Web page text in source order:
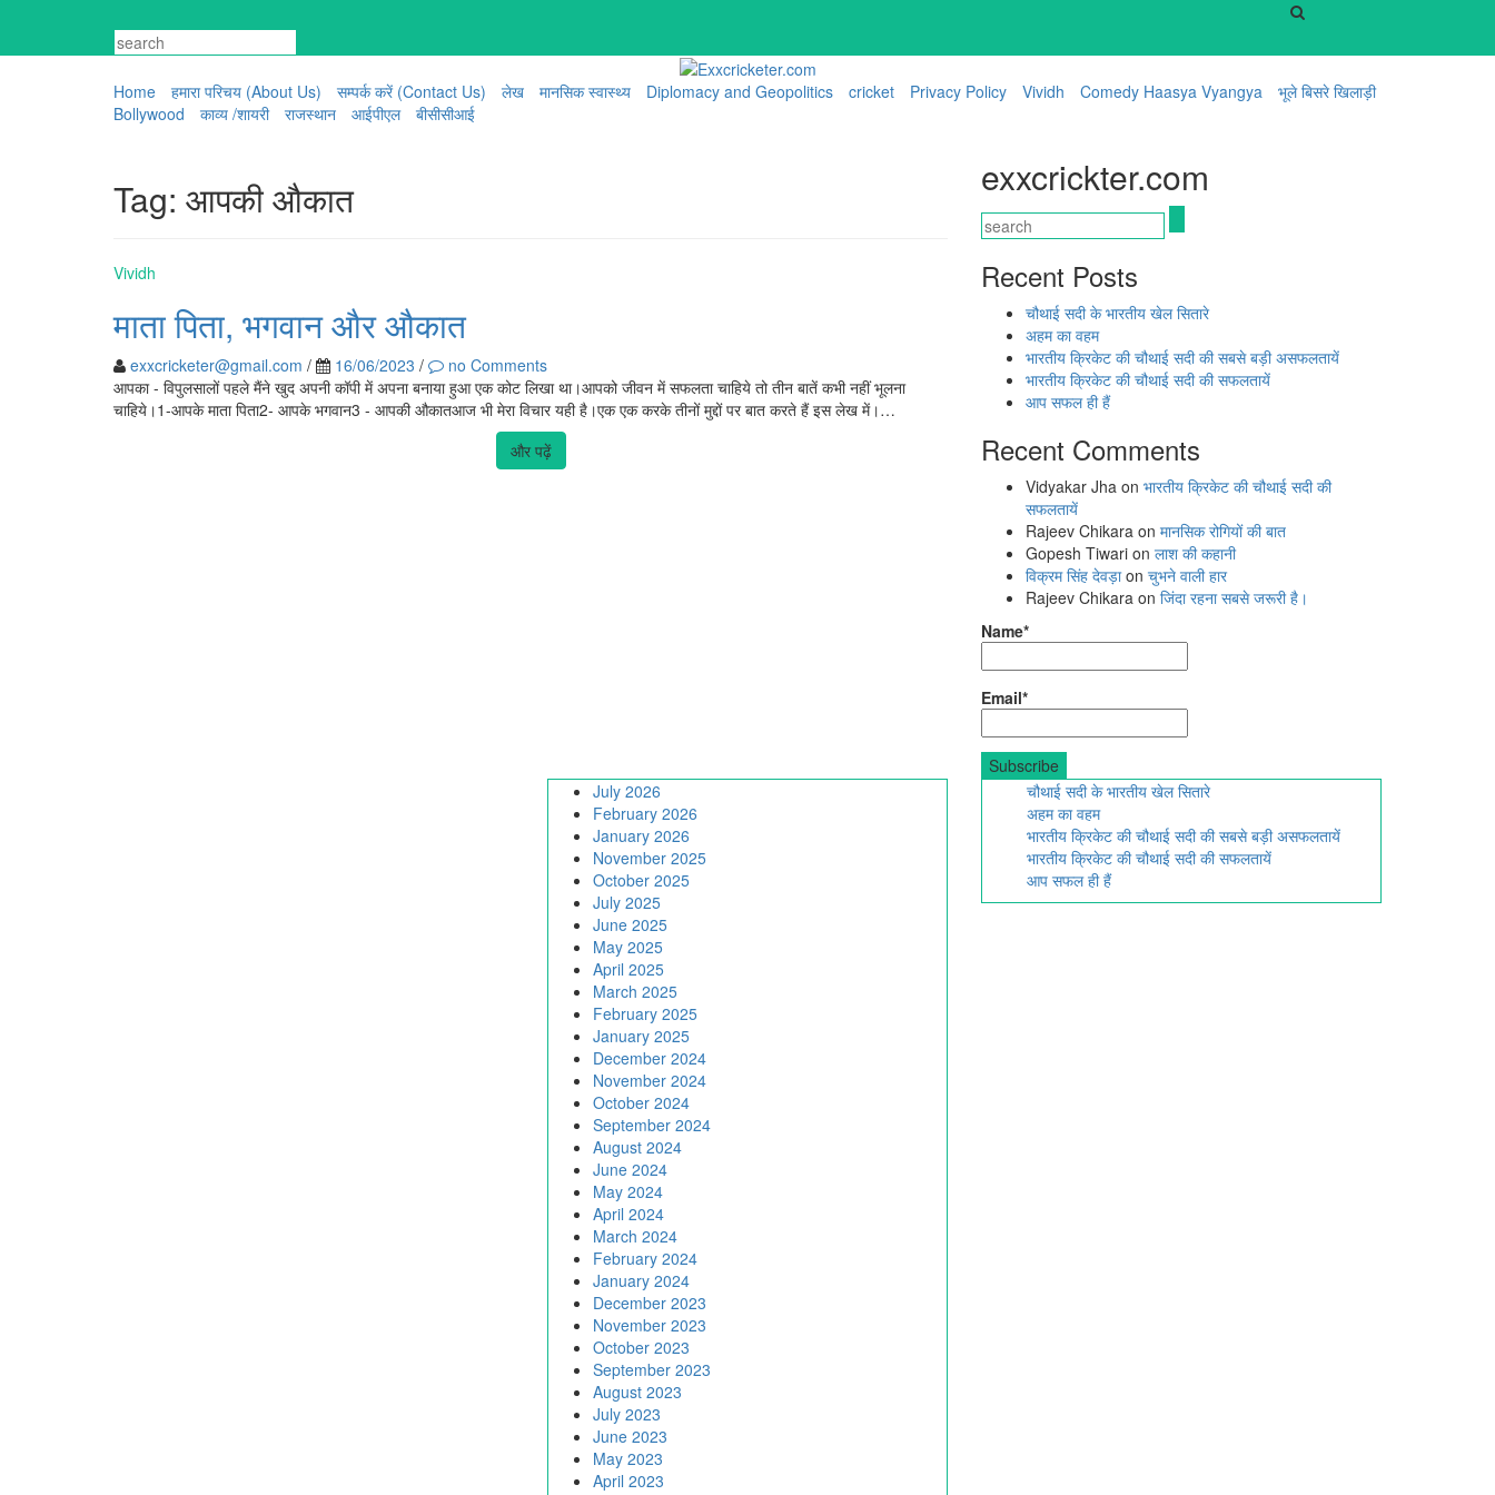
content
Home
हमारा परिचय (About Us) सम्पर्क करें (Contact Us) लेख मानसिक स्वास्थ्य Diplomacy and Geopolitics cricket Privacy Policy Vividh Comedy Haasya Vyangya
भूले बिसरे खिलाड़ी
Bollywood
काव्य /शायरी राजस्थान आईपीएल बीसीसीआई
Tag: आपकी औकात
Vividh
माता पिता, भगवान और औकात
exxcricketer@gmail.com / 16/06/2023 /
no Comments
आपका - विपुलसालों पहले मैंने खुद अपनी कॉपी में अपना बनाया हुआ एक कोट लिखा था।आपको जीवन में सफलता चाहिये तो तीन बातें कभी नहीं भूलना
चाहिये।1-आपके माता पिता2- आपके भगवान3 - आपकी औकातआज भी मेरा विचार यही है।एक एक करके तीनों मुद्दों पर बात करते हैं इस लेख में।…
और पढ़ें
exxcrickter.com
Recent Posts
चौथाई सदी के भारतीय खेल सितारे
अहम का वहम
भारतीय क्रिकेट की चौथाई सदी की सबसे बड़ी असफलतायें
भारतीय क्रिकेट की चौथाई सदी की सफलतायें
आप सफल ही हैं
Recent Comments
Vidyakar Jha on भारतीय क्रिकेट की चौथाई सदी की
सफलतायें
Rajeev Chikara on मानसिक रोगियों की बात
Gopesh Tiwari on लाश की कहानी
विक्रम सिंह देवड़ाon चुभने वाली हार
Rajeev Chikara on जिंदा रहना सबसे जरूरी है।
Name*
Email*
July 2026
February 2026
January 2026
November 2025
October 2025
July 2025
June 2025
May 2025
April 2025
March 2025
February 2025
January 2025
December 2024
November 2024
October 2024
September 2024
August 2024
June 2024
May 2024
April 2024
March 2024
February 2024
January 2024
December 2023
November 2023
October 2023
September 2023
August 2023
July 2023
June 2023
May 2023
April 2023
चौथाई सदी के भारतीय खेल सितारे
अहम का वहम
भारतीय क्रिकेट की चौथाई सदी की सबसे बड़ी असफलतायें
भारतीय क्रिकेट की चौथाई सदी की सफलतायें
आप सफल ही हैं